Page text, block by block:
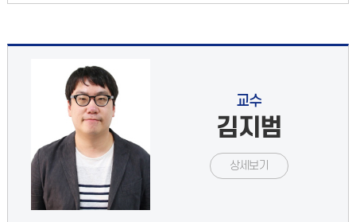
교수
김지범
상세보기